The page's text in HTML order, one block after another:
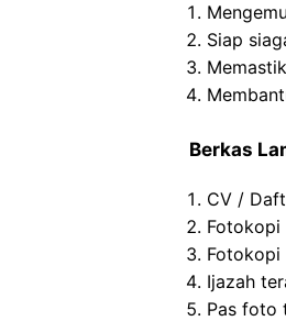
Siap
Berkas
CV /
Fotokopi
Fotokopi
Ijazah
Pas foto